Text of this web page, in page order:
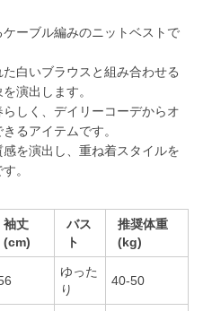
ーブル編みのニットベストで
白いブラウスと組み合わせる
演出します。
しく、デイリーコーデからオ
るアイテムです。
を演出し、重ね着スタイルを
。
袖丈
(cm)
バス
ト
推奨体重
(kg)
ゆった
り
40-50